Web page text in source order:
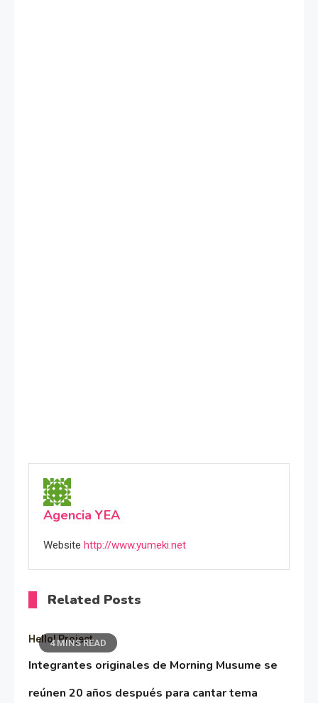
Agencia YEA
Website http://www.yumeki.net
Related Posts
4 MINS READ
Hello! Project
Integrantes originales de Morning Musume se
reúnen 20 años después para cantar tema